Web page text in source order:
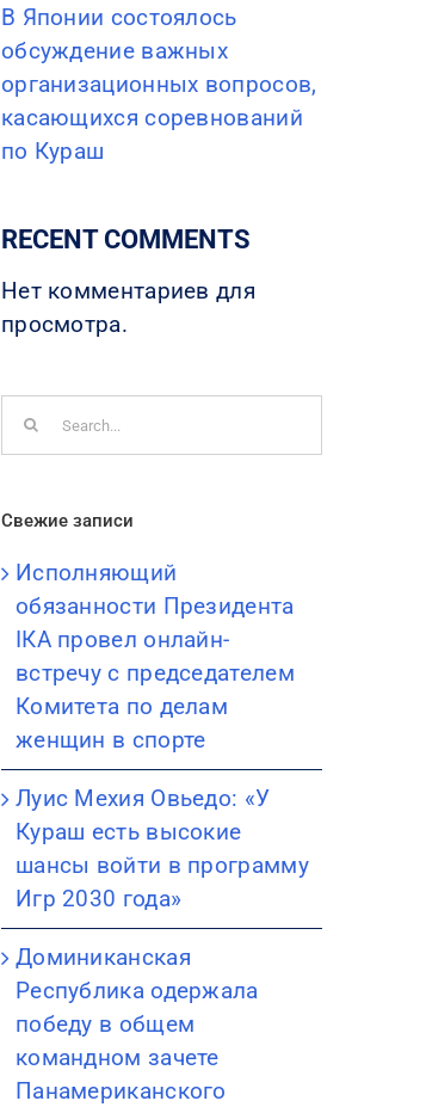
В Японии состоялось
обсуждение важных
организационных вопросов,
касающихся соревнований
по Кураш
RECENT COMMENTS
Нет комментариев для
просмотра.
Свежие записи
Исполняющий
обязанности Президента
IКА провел онлайн-
встречу с председателем
Комитета по делам
женщин в спорте
Луис Мехия Овьедо: «У
Кураш есть высокие
шансы войти в программу
Игр 2030 года»
Доминиканская
Республика одержала
победу в общем
командном зачете
Панамериканского